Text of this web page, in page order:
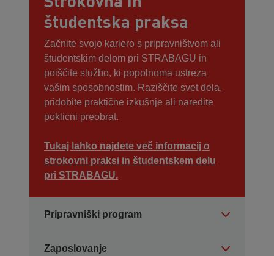
študentska praksa
Začnite svojo kariero s pripravništvom ali
študentskim delom pri STRABAGU in
poiščite službo, ki popolnoma ustreza
vašim sposobnostim. Raziščite svet dela,
pridobite praktične izkušnje ali naredite
poklicni preobrat.
Tukaj lahko najdete več informacij o
strokovni praksi in študentskem delu
pri STRABAGU.
Pripravniški program
Zaposlovanje